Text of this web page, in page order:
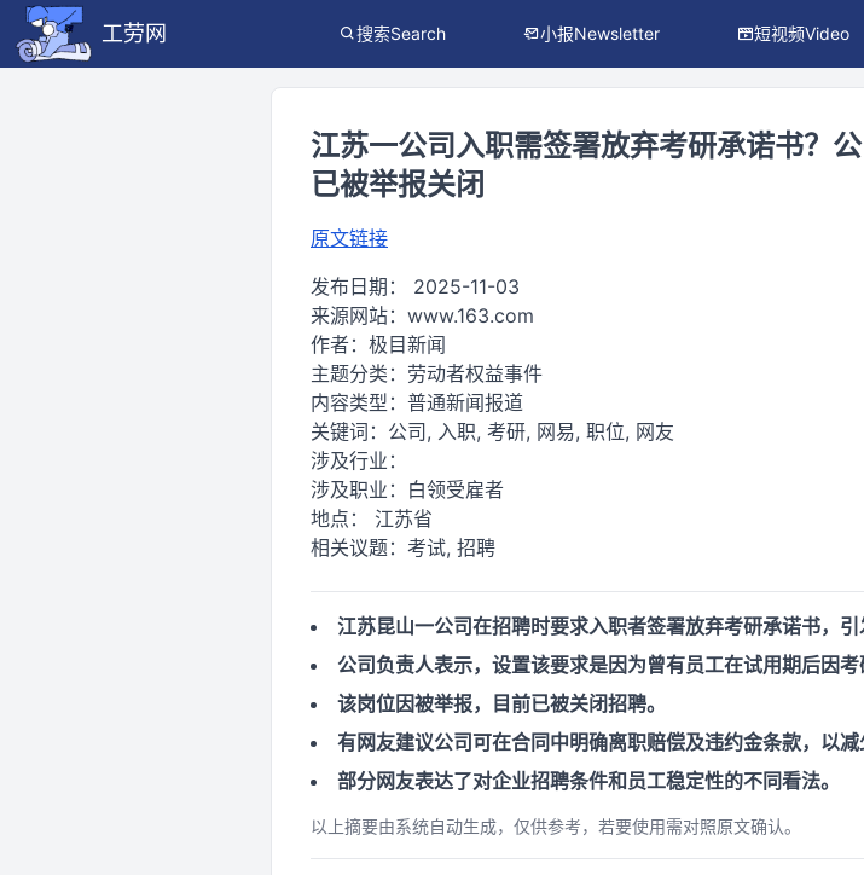
工劳网 搜索Search 小报Newsletter 短视频Video
江苏一公司入职需签署放弃考研承诺书？
已被举报关闭
原文链接
发布日期： 2025-11-03
来源网站： www.163.com
作者： 极目新闻
主题分类： 劳动者权益事件
内容类型： 普通新闻报道
关键词： 公司, 入职, 考研, 网易, 职位, 网友
涉及行业：
涉及职业： 白领受雇者
地点： 江苏省
相关议题： 考试, 招聘
江苏昆山一公司在招聘时要求入职者签署放弃考研承诺书，引
公司负责人表示，设置该要求是因为曾有员工在试用期后因
该岗位因被举报，目前已被关闭招聘。
有网友建议公司可在合同中明确离职赔偿及违约金条款，以减
部分网友表达了对企业招聘条件和员工稳定性的不同看法。
以上摘要由系统自动生成，仅供参考，若要使用需对照原文确认。